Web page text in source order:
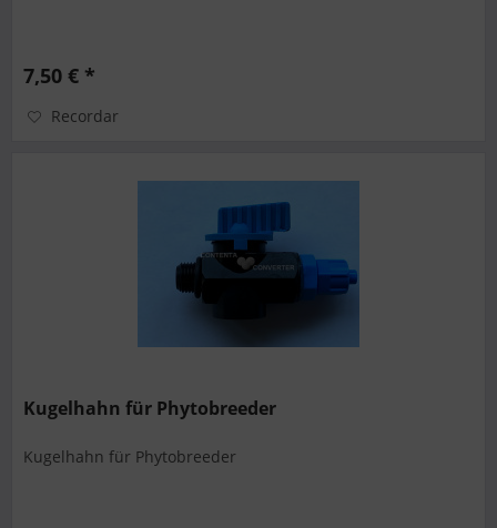
7,50 € *
Recordar
Kugelhahn für Phytobreeder
Kugelhahn für Phytobreeder